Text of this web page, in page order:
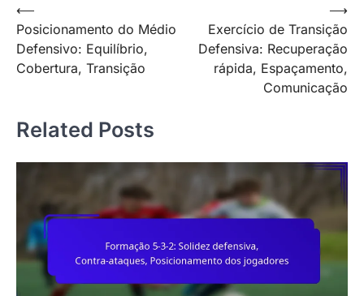
Post
navigation
⟵
Posicionamento do Médio
Defensivo: Equilíbrio,
Cobertura, Transição
Exercício de Transição
Defensiva: Recuperação
rápida, Espaçamento,
Comunicação
⟶
Related Posts